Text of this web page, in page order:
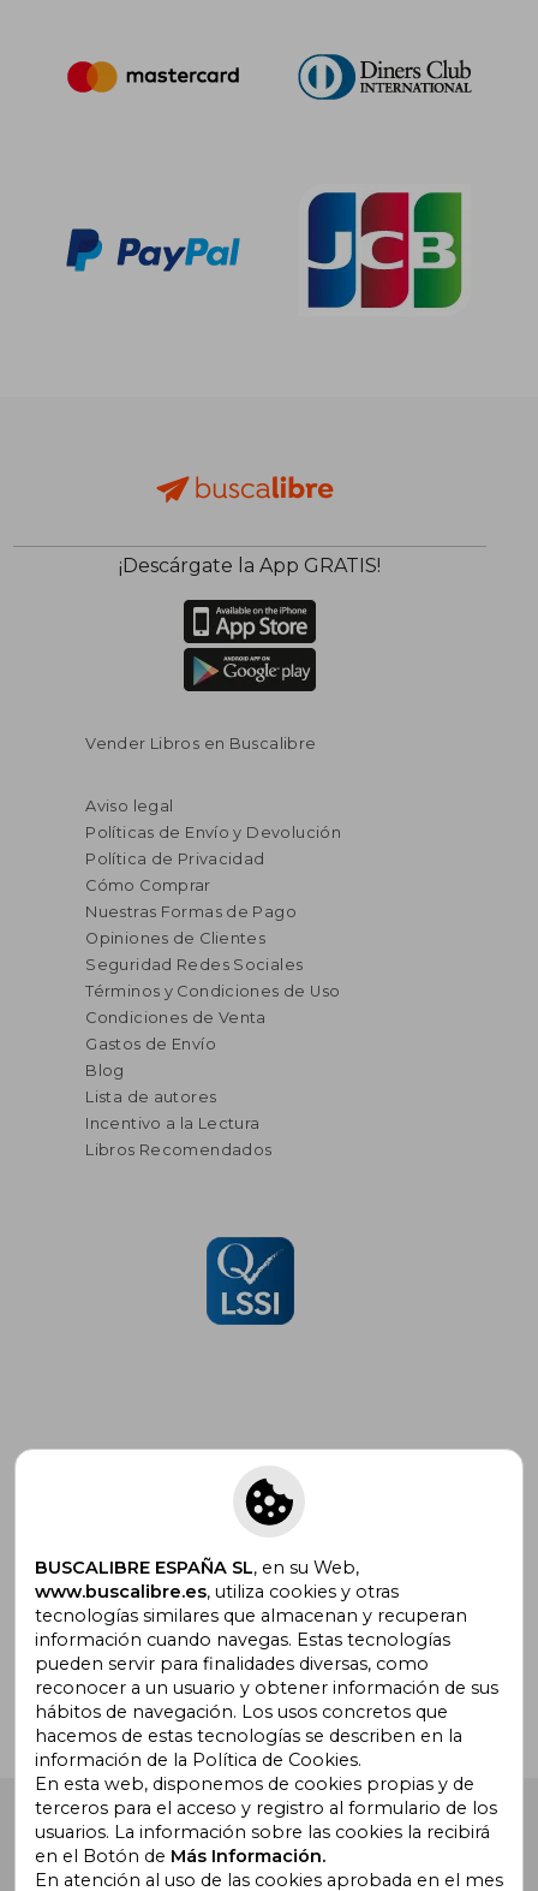
¡Descárgate la App GRATIS!
Vender Libros en Buscalibre
Aviso legal
Políticas de Envío y Devolución
Política de Privacidad
Cómo Comprar
Nuestras Formas de Pago
Opiniones de Clientes
Seguridad Redes Sociales
Términos y Condiciones de Uso
Condiciones de Venta
Gastos de Envío
Blog
Lista de autores
Incentivo a la Lectura
Libros Recomendados
Suscríbete para recibir ofertas y
promociones
¿Necesitas ayuda?
Ir a Centro de Soporte
Buscalibre España . Calle Energía, 65, Nave 3 (08940),
Cornellà de Llobregat, Barcelona. Derechos Reservados.
BUSCALIBRE ESPAÑA SL, en su Web,
www.buscalibre.es, utiliza cookies y otras
tecnologías similares que almacenan y recuperan
información cuando navegas. Estas tecnologías
pueden servir para finalidades diversas, como
reconocer a un usuario y obtener información de sus
hábitos de navegación. Los usos concretos que
hacemos de estas tecnologías se describen en la
información de la Política de Cookies.
En esta web, disponemos de cookies propias y de
terceros para el acceso y registro al formulario de los
usuarios. La información sobre las cookies la recibirá
en el Botón de Más Información.
En atención al uso de las cookies aprobada en el mes